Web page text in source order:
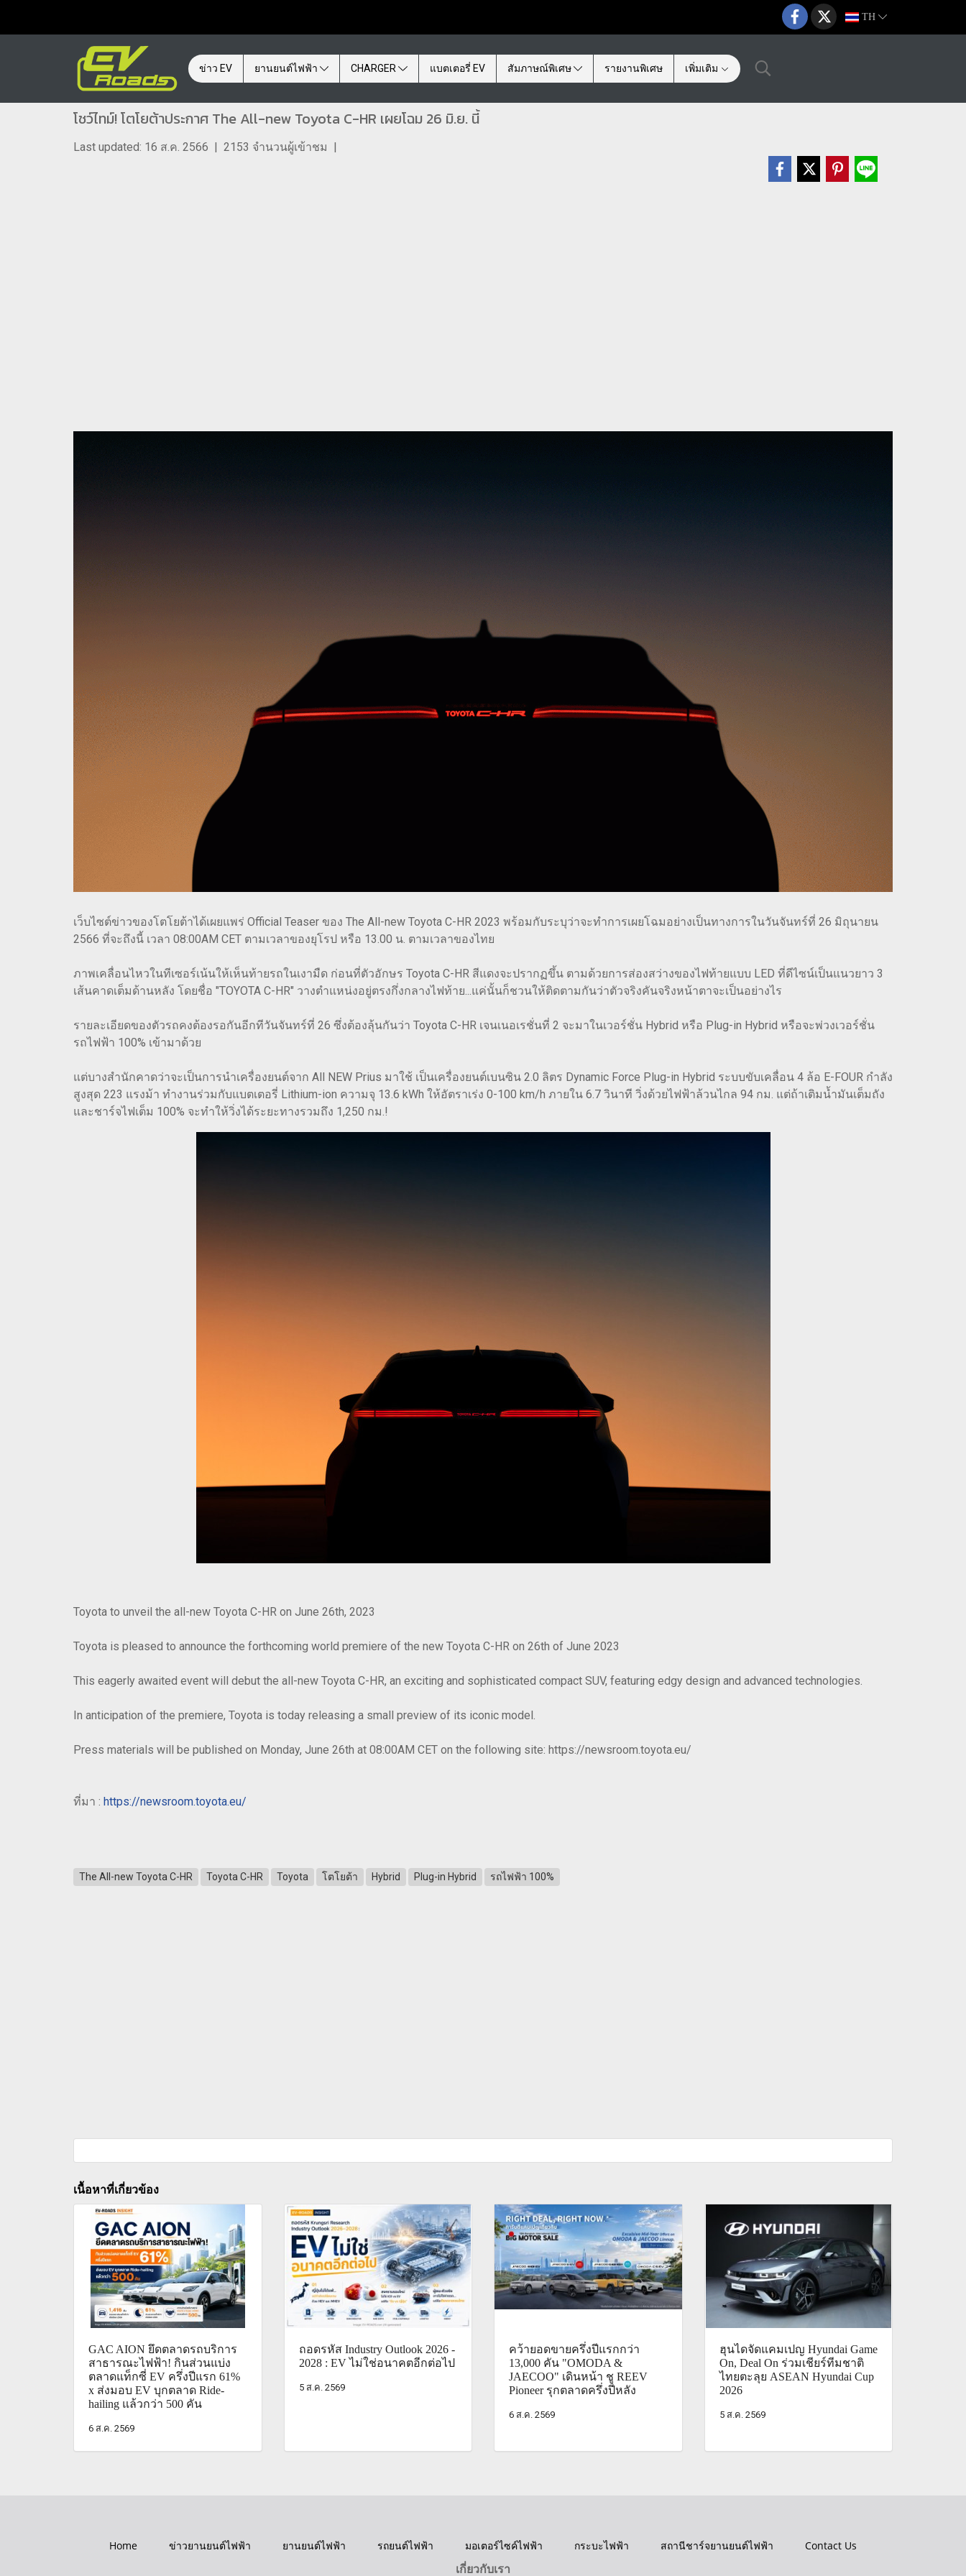
TH
ข่าว EV ยานยนต์ไฟฟ้า CHARGER แบตเตอรี่ EV สัมภาษณ์พิเศษ รายงานพิเศษ เพิ่มเติม
โชว์ไทม์! โตโยต้าประกาศ The All-new Toyota C-HR เผยโฉม 26 มิ.ย. นี้
Last updated: 16 ส.ค. 2566 | 2153 จำนวนผู้เข้าชม |
เว็บไซต์ข่าวของโตโยต้าได้เผยแพร่ Official Teaser ของ The All-new Toyota C-HR 2023 พร้อมกับระบุว่าจะทำการเผยโฉมอย่างเป็นทางการในวันจันทร์ที่ 26 มิถุนายน
2566 ที่จะถึงนี้ เวลา 08:00AM CET ตามเวลาของยุโรป หรือ 13.00 น. ตามเวลาของไทย
ภาพเคลื่อนไหวในทีเซอร์เน้นให้เห็นท้ายรถในเงามืด ก่อนที่ตัวอักษร Toyota C-HR สีแดงจะปรากฏขึ้น ตามด้วยการส่องสว่างของไฟท้ายแบบ LED ที่ดีไซน์เป็นแนวยาว 3
เส้นคาดเต็มด้านหลัง โดยชื่อ "TOYOTA C-HR" วางตำแหน่งอยู่ตรงกึ่งกลางไฟท้าย...แค่นั้นก็ชวนให้ติดตามกันว่าตัวจริงคันจริงหน้าตาจะเป็นอย่างไร
รายละเอียดของตัวรถคงต้องรอกันอีกทีวันจันทร์ที่ 26 ซึ่งต้องลุ้นกันว่า Toyota C-HR เจนเนอเรชั่นที่ 2 จะมาในเวอร์ชั่น Hybrid หรือ Plug-in Hybrid หรือจะพ่วงเวอร์ชั่น
รถไฟฟ้า 100% เข้ามาด้วย
แต่บางสำนักคาดว่าจะเป็นการนำเครื่องยนต์จาก All NEW Prius มาใช้ เป็นเครื่องยนต์เบนซิน 2.0 ลิตร Dynamic Force Plug-in Hybrid ระบบขับเคลื่อน 4 ล้อ E-FOUR กำลัง
สูงสุด 223 แรงม้า ทำงานร่วมกับแบตเตอรี่ Lithium-ion ความจุ 13.6 kWh ให้อัตราเร่ง 0-100 km/h ภายใน 6.7 วินาที วิ่งด้วยไฟฟ้าล้วนไกล 94 กม. แต่ถ้าเติมน้ำมันเต็มถัง
และชาร์จไฟเต็ม 100% จะทำให้วิ่งได้ระยะทางรวมถึง 1,250 กม.!
Toyota to unveil the all-new Toyota C-HR on June 26th, 2023
Toyota is pleased to announce the forthcoming world premiere of the new Toyota C-HR on 26th of June 2023
This eagerly awaited event will debut the all-new Toyota C-HR, an exciting and sophisticated compact SUV, featuring edgy design and advanced technologies.
In anticipation of the premiere, Toyota is today releasing a small preview of its iconic model.
Press materials will be published on Monday, June 26th at 08:00AM CET on the following site: https://newsroom.toyota.eu/
ที่มา : https://newsroom.toyota.eu/
The All-new Toyota C-HR Toyota C-HR Toyota โตโยต้า Hybrid Plug-in Hybrid รถไฟฟ้า 100%
เนื้อหาที่เกี่ยวข้อง
GAC AION ยึดตลาดรถบริการ
สาธารณะไฟฟ้า! กินส่วนแบ่ง
ตลาดแท็กซี่ EV ครึ่งปีแรก 61%
x ส่งมอบ EV บุกตลาด Ride-
hailing แล้วกว่า 500 คัน
6 ส.ค. 2569
ถอดรหัส Industry Outlook 2026 -
2028 : EV ไม่ใช่อนาคตอีกต่อไป
5 ส.ค. 2569
คว้ายอดขายครึ่งปีแรกกว่า
13,000 คัน "OMODA &
JAECOO" เดินหน้า ชู REEV
Pioneer รุกตลาดครึ่งปีหลัง
6 ส.ค. 2569
ฮุนไดจัดแคมเปญ Hyundai Game
On, Deal On ร่วมเชียร์ทีมชาติ
ไทยตะลุย ASEAN Hyundai Cup
2026
5 ส.ค. 2569
Home ข่าวยานยนต์ไฟฟ้า ยานยนต์ไฟฟ้า รถยนต์ไฟฟ้า มอเตอร์ไซค์ไฟฟ้า กระบะไฟฟ้า สถานีชาร์จยานยนต์ไฟฟ้า
Contact Us
เกี่ยวกับเรา